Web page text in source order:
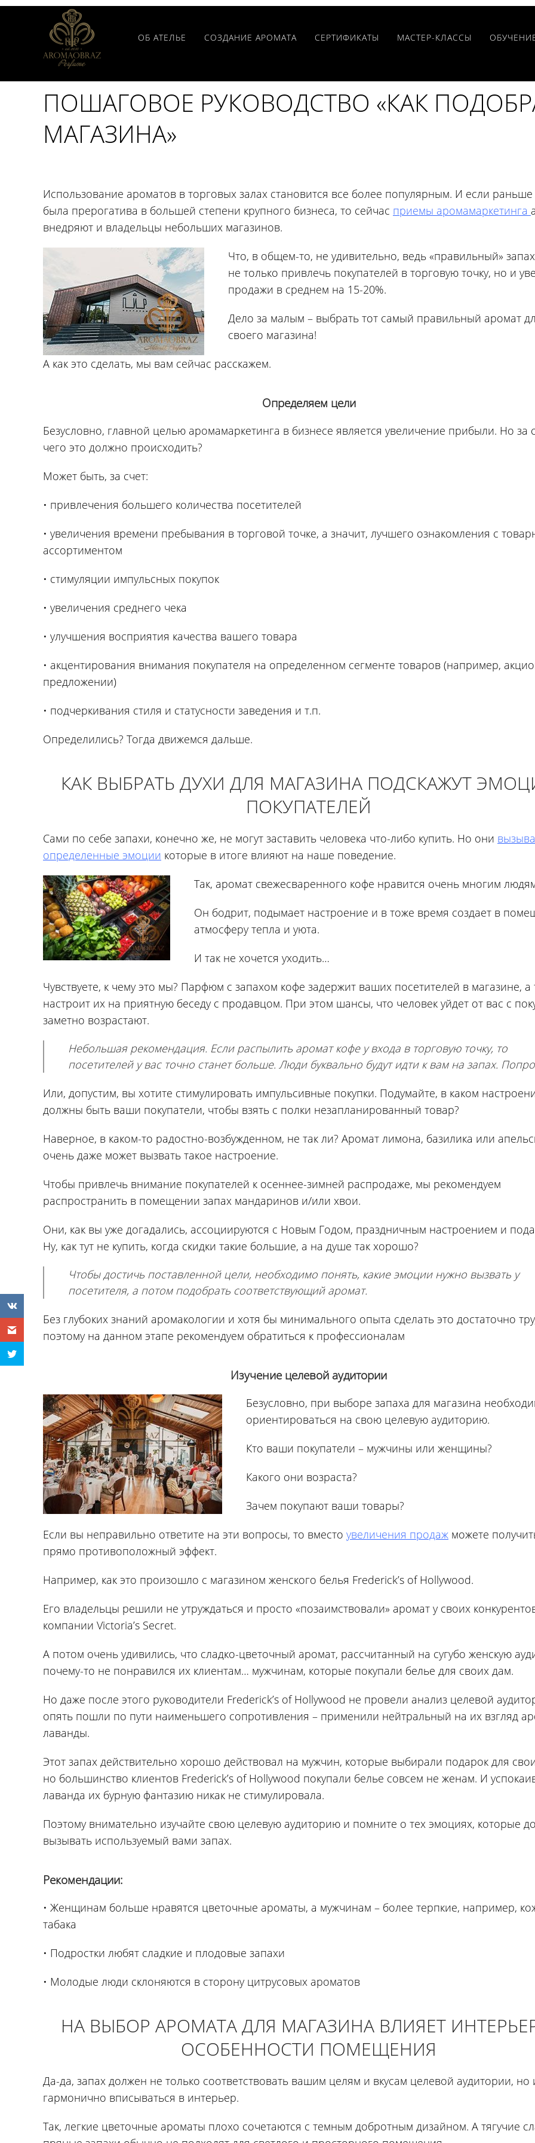
ОБ АТЕЛЬЕ СОЗДАНИЕ АРОМАТА CЕРТИФИКАТЫ МАСТЕР-КЛАССЫ
ПОШАГОВОЕ РУКОВОДСТВО «КАК
МАГАЗИНА»
Использование ароматов в торговых залах становится все более популярным. И если раньше
была прерогатива в большей степени крупного бизнеса, то сейчас приемы аромамаркетинга
внедряют и владельцы небольших магазинов.
Что, в общем-то, не удивительно, ведь «правильный»
не только привлечь покупателей в торговую точку, но и
продажи в среднем на 15-20%.
Дело за малым – выбрать тот самый правильный аромат
своего магазина!
А как это сделать, мы вам сейчас расскажем.
Определяем цели
Безусловно, главной целью аромамаркетинга в бизнесе является увеличение прибыли. Но за
чего это должно происходить?
Может быть, за счет:
• привлечения большего количества посетителей
• увеличения времени пребывания в торговой точке, а значит, лучшего ознакомления с
ассортиментом
• стимуляции импульсных покупок
• увеличения среднего чека
• улучшения восприятия качества вашего товара
• акцентирования внимания покупателя на определенном сегменте товаров (например,
предложении)
• подчеркивания стиля и статусности заведения и т.п.
Определились? Тогда движемся дальше.
КАК ВЫБРАТЬ ДУХИ ДЛЯ МАГАЗИНА ПОДСКАЖУТ
ПОКУПАТЕЛЕЙ
Сами по себе запахи, конечно же, не могут заставить человека что-либо купить. Но они
определенные эмоции которые в итоге влияют на наше поведение.
Так, аромат свежесваренного кофе нравится очень многим
Он бодрит, подымает настроение и в тоже время создает в
атмосферу тепла и уюта.
И так не хочется уходить…
Чувствуете, к чему это мы? Парфюм с запахом кофе задержит ваших посетителей в магазине, а
настроит их на приятную беседу с продавцом. При этом шансы, что человек уйдет от вас с
заметно возрастают.
Небольшая рекомендация. Если распылить аромат кофе у входа в торговую точку, то
посетителей у вас точно станет больше. Люди буквально будут идти к вам на запах.
Или, допустим, вы хотите стимулировать импульсивные покупки. Подумайте, в каком
должны быть ваши покупатели, чтобы взять с полки незапланированный товар?
Наверное, в каком-то радостно-возбужденном, не так ли? Аромат лимона, базилика или
очень даже может вызвать такое настроение.
Чтобы привлечь внимание покупателей к осеннее-зимней распродаже, мы рекомендуем
распространить в помещении запах мандаринов и/или хвои.
Они, как вы уже догадались, ассоциируются с Новым Годом, праздничным настроением и
Ну, как тут не купить, когда скидки такие большие, а на душе так хорошо?
Чтобы достичь поставленной цели, необходимо понять, какие эмоции нужно вызвать у
посетителя, а потом подобрать соответствующий аромат.
Без глубоких знаний аромакологии и хотя бы минимального опыта сделать это достаточно
поэтому на данном этапе рекомендуем обратиться к профессионалам
Изучение целевой аудитории
Безусловно, при выборе запаха для магазина
ориентироваться на свою целевую аудиторию.
Кто ваши покупатели – мужчины или женщины?
Какого они возраста?
Зачем покупают ваши товары?
Если вы неправильно ответите на эти вопросы, то вместо увеличения продаж можете
прямо противоположный эффект.
Например, как это произошло с магазином женского белья Frederick’s of Hollywood.
Его владельцы решили не утруждаться и просто «позаимствовали» аромат у своих
компании Victoria’s Secret.
А потом очень удивились, что сладко-цветочный аромат, рассчитанный на сугубо женскую
почему-то не понравился их клиентам… мужчинам, которые покупали белье для своих дам.
Но даже после этого руководители Frederick’s of Hollywood не провели анализ целевой
опять пошли по пути наименьшего сопротивления – применили нейтральный на их взгляд
лаванды.
Этот запах действительно хорошо действовал на мужчин, которые выбирали подарок для
но большинство клиентов Frederick’s of Hollywood покупали белье совсем не женам. И
лаванда их бурную фантазию никак не стимулировала.
Поэтому внимательно изучайте свою целевую аудиторию и помните о тех эмоциях, которые
вызывать используемый вами запах.
Рекомендации:
• Женщинам больше нравятся цветочные ароматы, а мужчинам – более терпкие, например,
табака
• Подростки любят сладкие и плодовые запахи
• Молодые люди склоняются в сторону цитрусовых ароматов
НА ВЫБОР АРОМАТА ДЛЯ МАГАЗИНА ВЛИЯЕТ
ОСОБЕННОСТИ ПОМЕЩЕНИЯ
Да-да, запах должен не только соответствовать вашим целям и вкусам целевой аудитории, но
гармонично вписываться в интерьер.
Так, легкие цветочные ароматы плохо сочетаются с темным добротным дизайном. А тягучие